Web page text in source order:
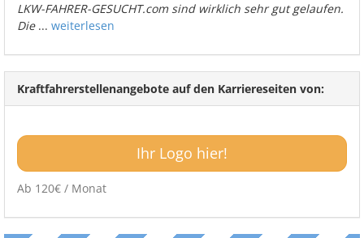
LKW-FAHRER-GESUCHT.com sind wirklich sehr gut gelaufen.
Die... weiterlesen
Kraftfahrerstellenangebote auf den Karriereseiten von:
Ihr Logo hier!
Ab 120€ / Monat